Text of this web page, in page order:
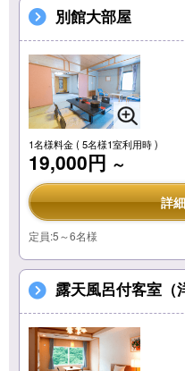
別館大部屋
1名様料金( 5名様1室利用時 )
19,000円 ～
詳
定員:5～6名様
露天風呂付客室（